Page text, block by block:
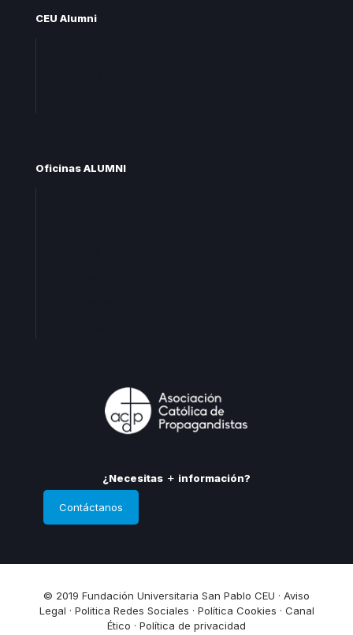
CEU Alumni
Oficinas ALUMNI
¿Necesitas información?
Contáctanos
© 2019 Fundación Universitaria San Pablo CEU · Aviso
Legal · Politica Redes Sociales · Política Cookies · Canal
Ético · Política de privacidad